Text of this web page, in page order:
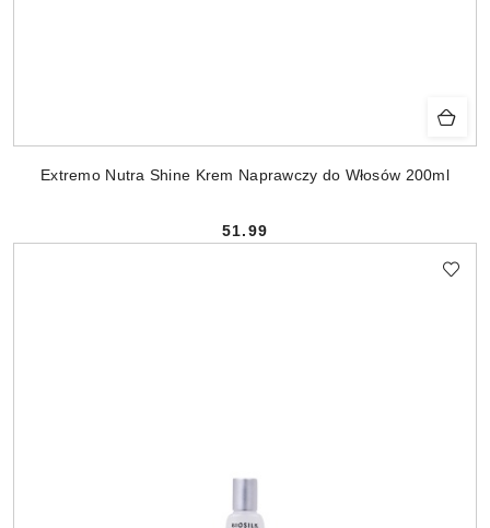
Extremo Nutra Shine Krem Naprawczy do Włosów 200ml
Cena:
51.99